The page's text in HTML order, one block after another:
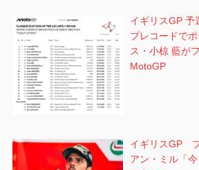
イギリスGP
プレコードで
ス・小椋 藍が
MotoGP
イギリスGP
アン・ミル「